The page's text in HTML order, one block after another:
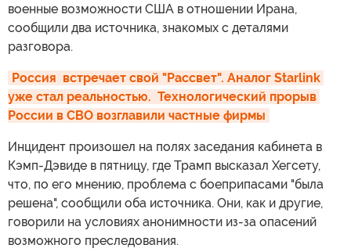
военные возможности США в отношении Ирана,
сообщили два источника, знакомых с деталями
разговора.
Россия  встречает свой "Рассвет". Аналог Starlink
уже стал реальностью.  Технологический прорыв
России в СВО возглавили частные фирмы
Инцидент произошел на полях заседания кабинета в
Кэмп-Дэвиде в пятницу, где Трамп высказал Хегсету,
что, по его мнению, проблема с боеприпасами "была
решена", сообщили оба источника. Они, как и другие,
говорили на условиях анонимности из-за опасений
возможного преследования.